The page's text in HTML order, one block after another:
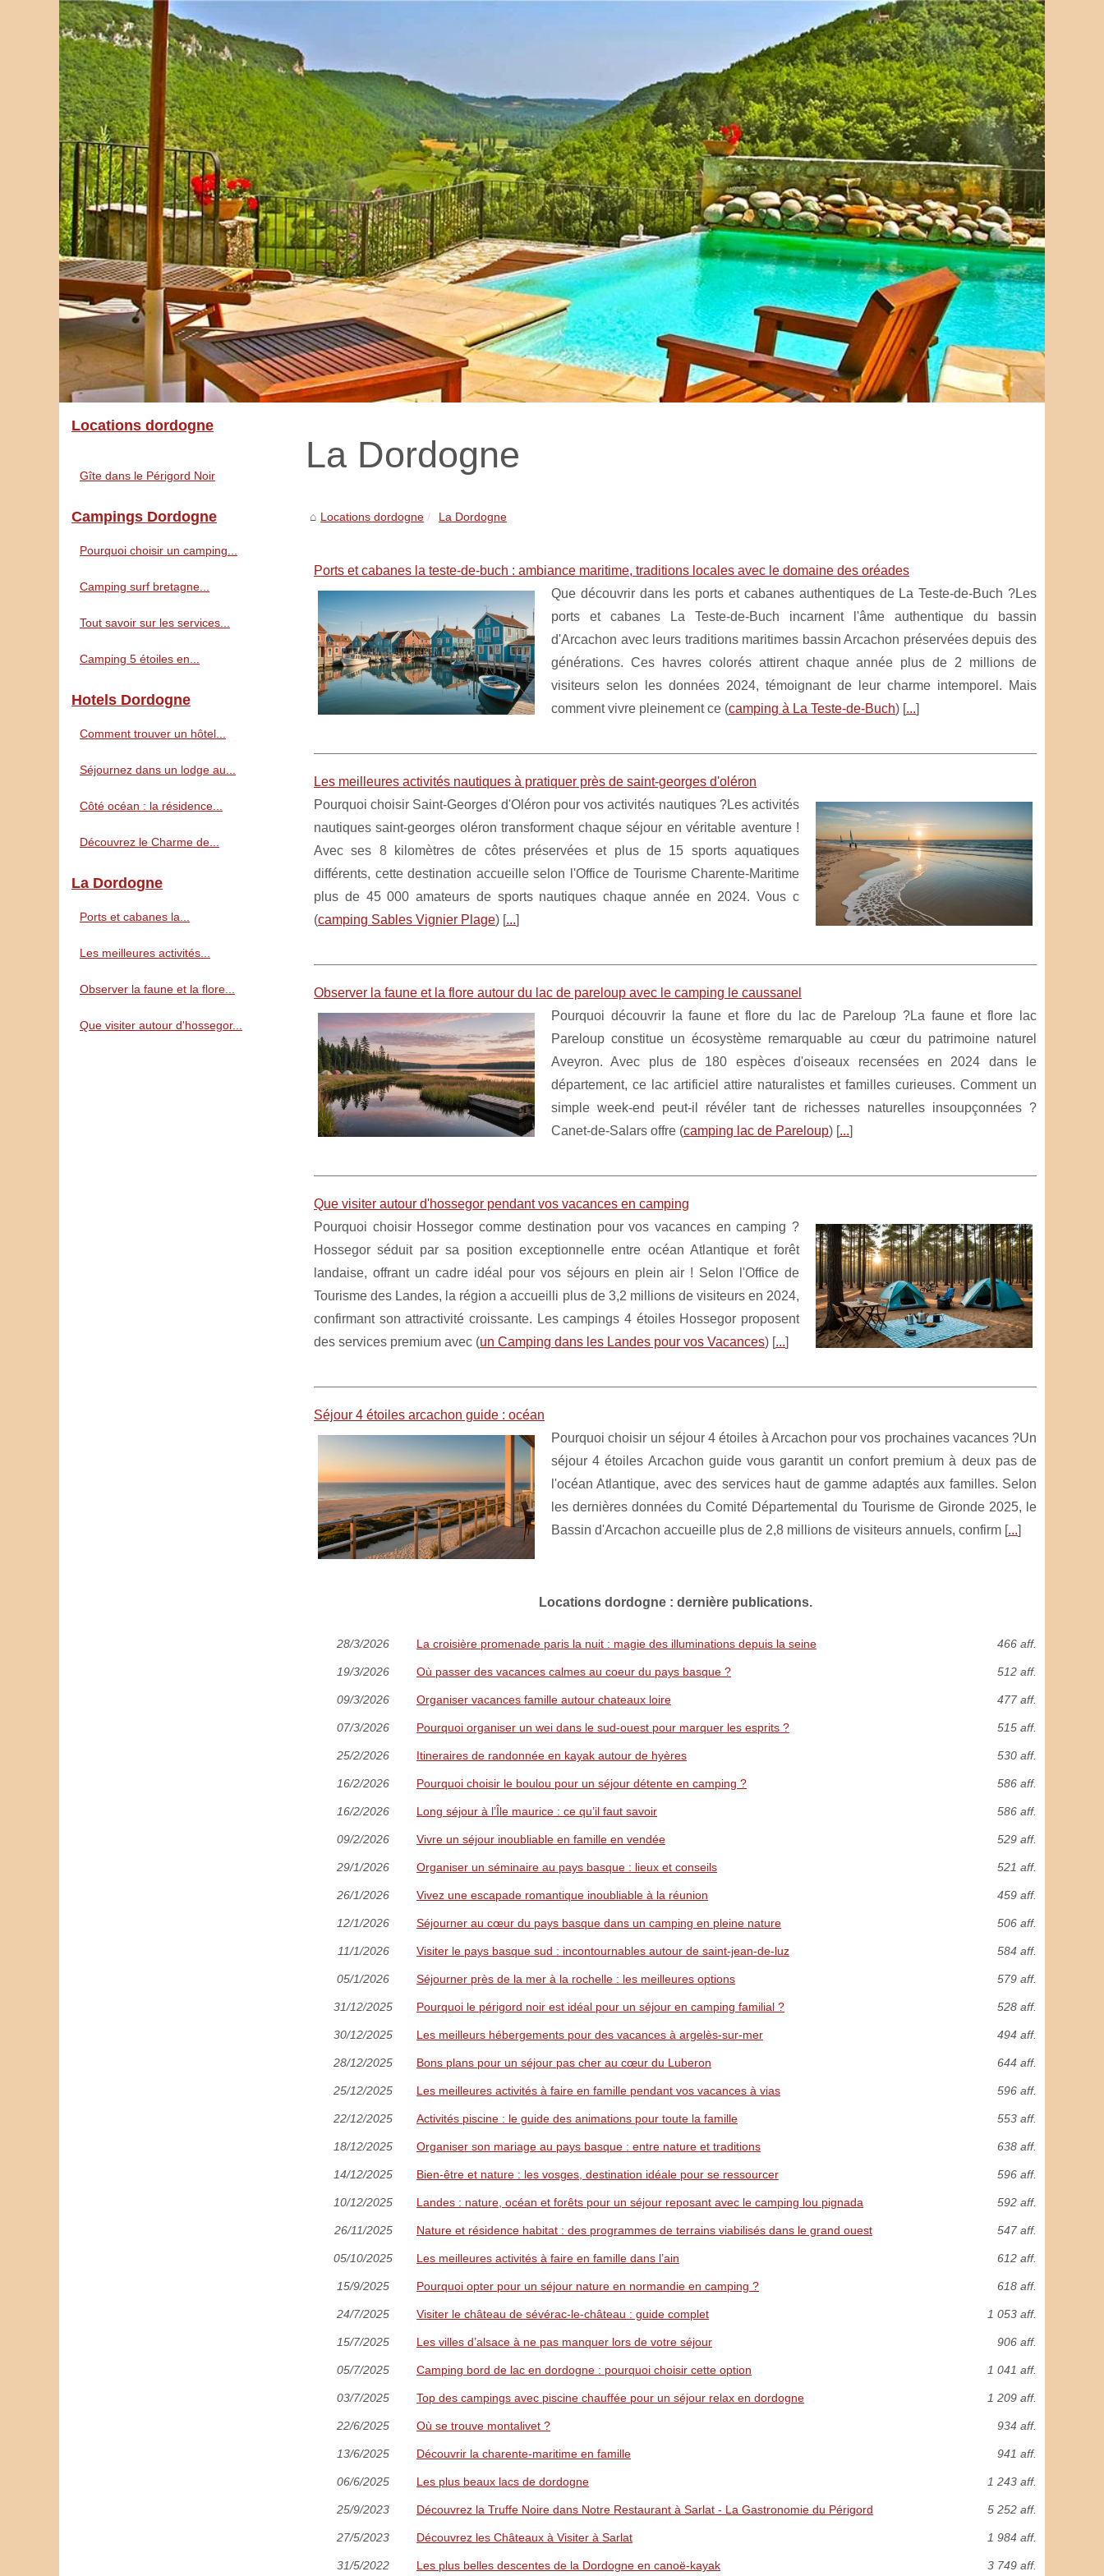
La Dordogne
Locations dordogne La Dordogne
Ports et cabanes la teste-de-buch : ambiance maritime, traditions locales avec le domaine des oréades
Que découvrir dans les ports et cabanes authentiques de La Teste-de-Buch ?Les
ports et cabanes La Teste-de-Buch incarnent l'âme authentique du bassin
d'Arcachon avec leurs traditions maritimes bassin Arcachon préservées depuis des
générations. Ces havres colorés attirent chaque année plus de 2 millions de
visiteurs selon les données 2024, témoignant de leur charme intemporel. Mais
comment vivre pleinement ce (camping à La Teste-de-Buch) [...]
Les meilleures activités nautiques à pratiquer près de saint-georges d'oléron
Pourquoi choisir Saint-Georges d'Oléron pour vos activités nautiques ?Les activités
nautiques saint-georges oléron transforment chaque séjour en véritable aventure !
Avec ses 8 kilomètres de côtes préservées et plus de 15 sports aquatiques
différents, cette destination accueille selon l'Office de Tourisme Charente-Maritime
plus de 45 000 amateurs de sports nautiques chaque année en 2024. Vous c
(camping Sables Vignier Plage) [...]
Observer la faune et la flore autour du lac de pareloup avec le camping le caussanel
Pourquoi découvrir la faune et flore du lac de Pareloup ?La faune et flore lac
Pareloup constitue un écosystème remarquable au cœur du patrimoine naturel
Aveyron. Avec plus de 180 espèces d'oiseaux recensées en 2024 dans le
département, ce lac artificiel attire naturalistes et familles curieuses. Comment un
simple week-end peut-il révéler tant de richesses naturelles insoupçonnées ?
Canet-de-Salars offre (camping lac de Pareloup) [...]
Que visiter autour d'hossegor pendant vos vacances en camping
Pourquoi choisir Hossegor comme destination pour vos vacances en camping ?
Hossegor séduit par sa position exceptionnelle entre océan Atlantique et forêt
landaise, offrant un cadre idéal pour vos séjours en plein air ! Selon l'Office de
Tourisme des Landes, la région a accueilli plus de 3,2 millions de visiteurs en 2024,
confirmant son attractivité croissante. Les campings 4 étoiles Hossegor proposent
des services premium avec (un Camping dans les Landes pour vos Vacances) [...]
Séjour 4 étoiles arcachon guide : océan
Pourquoi choisir un séjour 4 étoiles à Arcachon pour vos prochaines vacances ?Un
séjour 4 étoiles Arcachon guide vous garantit un confort premium à deux pas de
l'océan Atlantique, avec des services haut de gamme adaptés aux familles. Selon
les dernières données du Comité Départemental du Tourisme de Gironde 2025, le
Bassin d'Arcachon accueille plus de 2,8 millions de visiteurs annuels, confirm [...]
Locations dordogne : dernière publications.
28/3/2026 La croisière promenade paris la nuit : magie des illuminations depuis la seine 466 aff.
19/3/2026 Où passer des vacances calmes au coeur du pays basque ? 512 aff.
09/3/2026 Organiser vacances famille autour chateaux loire 477 aff.
07/3/2026 Pourquoi organiser un wei dans le sud-ouest pour marquer les esprits ? 515 aff.
25/2/2026 Itineraires de randonnée en kayak autour de hyères 530 aff.
16/2/2026 Pourquoi choisir le boulou pour un séjour détente en camping ? 586 aff.
16/2/2026 Long séjour à l’Île maurice : ce qu’il faut savoir 586 aff.
09/2/2026 Vivre un séjour inoubliable en famille en vendée 529 aff.
29/1/2026 Organiser un séminaire au pays basque : lieux et conseils 521 aff.
26/1/2026 Vivez une escapade romantique inoubliable à la réunion 459 aff.
12/1/2026 Séjourner au cœur du pays basque dans un camping en pleine nature 506 aff.
11/1/2026 Visiter le pays basque sud : incontournables autour de saint-jean-de-luz 584 aff.
05/1/2026 Séjourner près de la mer à la rochelle : les meilleures options 579 aff.
31/12/2025 Pourquoi le périgord noir est idéal pour un séjour en camping familial ? 528 aff.
30/12/2025 Les meilleurs hébergements pour des vacances à argelès-sur-mer 494 aff.
28/12/2025 Bons plans pour un séjour pas cher au cœur du Luberon 644 aff.
25/12/2025 Les meilleures activités à faire en famille pendant vos vacances à vias 596 aff.
22/12/2025 Activités piscine : le guide des animations pour toute la famille 553 aff.
18/12/2025 Organiser son mariage au pays basque : entre nature et traditions 638 aff.
14/12/2025 Bien-être et nature : les vosges, destination idéale pour se ressourcer 596 aff.
10/12/2025 Landes : nature, océan et forêts pour un séjour reposant avec le camping lou pignada 592 aff.
26/11/2025 Nature et résidence habitat : des programmes de terrains viabilisés dans le grand ouest 547 aff.
05/10/2025 Les meilleures activités à faire en famille dans l’ain 612 aff.
15/9/2025 Pourquoi opter pour un séjour nature en normandie en camping ? 618 aff.
24/7/2025 Visiter le château de sévérac-le-château : guide complet 1 053 aff.
15/7/2025 Les villes d’alsace à ne pas manquer lors de votre séjour 906 aff.
05/7/2025 Camping bord de lac en dordogne : pourquoi choisir cette option 1 041 aff.
03/7/2025 Top des campings avec piscine chauffée pour un séjour relax en dordogne 1 209 aff.
22/6/2025 Où se trouve montalivet ? 934 aff.
13/6/2025 Découvrir la charente-maritime en famille 941 aff.
06/6/2025 Les plus beaux lacs de dordogne 1 243 aff.
25/9/2023 Découvrez la Truffe Noire dans Notre Restaurant à Sarlat - La Gastronomie du Périgord 5 252 aff.
27/5/2023 Découvrez les Châteaux à Visiter à Sarlat 1 984 aff.
31/5/2022 Les plus belles descentes de la Dordogne en canoë-kayak 3 749 aff.
Locations dordogne
Gîte dans le Périgord Noir
Campings Dordogne
Pourquoi choisir un camping...
Camping surf bretagne...
Tout savoir sur les services...
Camping 5 étoiles en...
Hotels Dordogne
Comment trouver un hôtel...
Séjournez dans un lodge au...
Côté océan : la résidence...
Découvrez le Charme de...
La Dordogne
Ports et cabanes la...
Les meilleures activités...
Observer la faune et la flore...
Que visiter autour d'hossegor...